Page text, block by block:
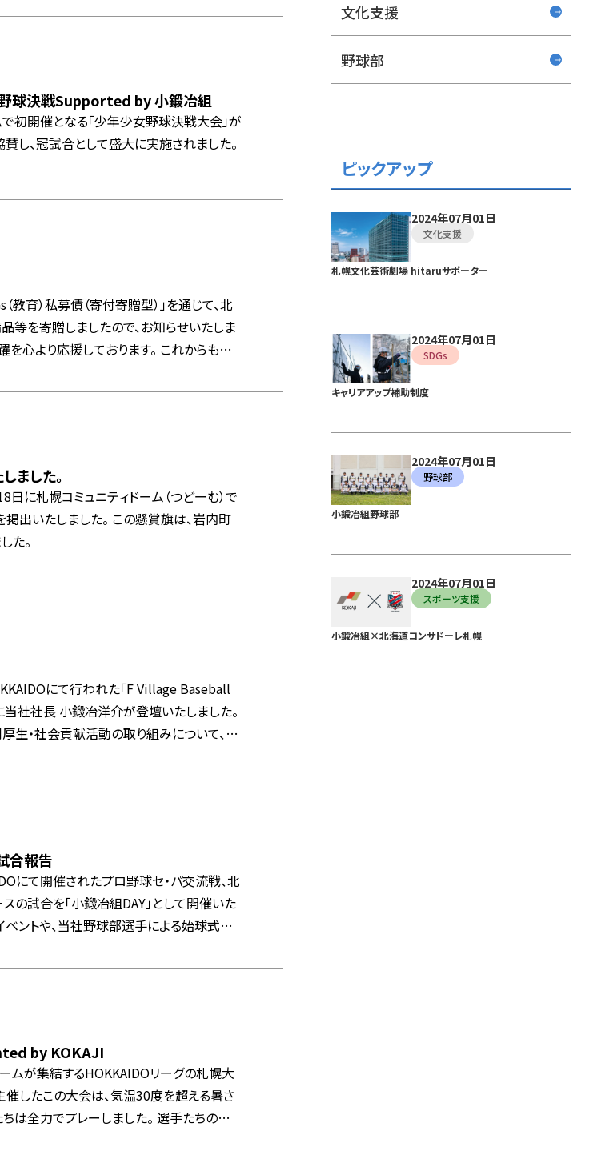
20球を寄贈いたしました。
球決戦Supported by 小鍛冶組
初開催となる「少年少女野球決戦大会」が
し、冠試合として盛大に実施されました。
教育）私募債（寄付寄贈型）」を通じて、北
を寄贈しましたので、お知らせいたしま
ました。
に札幌コミュニティドーム（つどーむ）で
。 この懸賞旗は、岩内町
た。
にて行われた「F Village Baseball
当社社長 小鍛冶洋介が登壇いたしました。
生・社会貢献活動の取り組みについて、ご
合報告
にて開催されたプロ野球セ・パ交流戦、北
の試合を「小鍛冶組DAY」として開催いた
だいた皆様に大変お楽しみいただきまし
がとうございました。
by KOKAJI
ムが集結するHOKKAIDOリーグの札幌大
したこの大会は、気温30度を超える暑さ
プレーしました。 選手たちの姿
文化支援
野球部
ピックアップ
2024年07月01日
文化支援
札幌文化芸術劇場 hitaruサポーター
2024年07月01日
SDGs
キャリアアップ補助制度
2024年07月01日
野球部
小鍛冶組野球部
2024年07月01日
スポーツ支援
小鍛冶組×北海道コンサドーレ札幌